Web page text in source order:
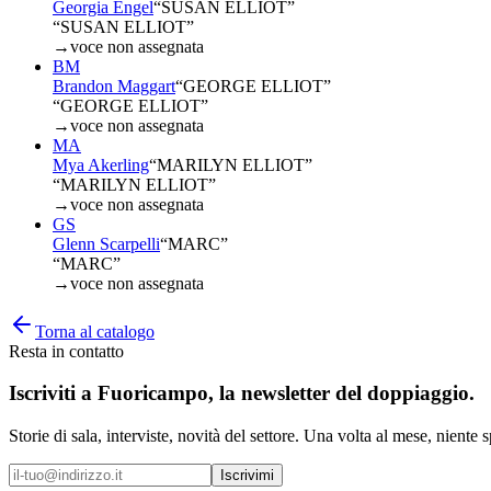
Georgia Engel“SUSAN ELLIOT”
“SUSAN ELLIOT”
→voce non assegnata
BM
Brandon Maggart“GEORGE ELLIOT”
“GEORGE ELLIOT”
→voce non assegnata
MA
Mya Akerling“MARILYN ELLIOT”
“MARILYN ELLIOT”
→voce non assegnata
GS
Glenn Scarpelli“MARC”
“MARC”
→voce non assegnata
Torna al catalogo
Resta in contatto
Iscriviti a Fuoricampo, la newsletter del doppiaggio.
Storie di sala, interviste, novità del settore. Una volta al mese, niente
Iscrivimi